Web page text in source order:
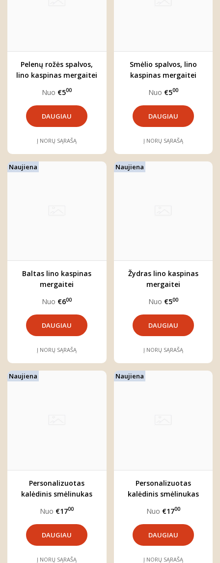
Pelenų rožės spalvos,
lino kaspinas mergaitei
Nuo €500
DAUGIAU
Į NORŲ SĄRAŠĄ
Smėlio spalvos, lino
kaspinas mergaitei
Nuo €500
DAUGIAU
Į NORŲ SĄRAŠĄ
Naujiena
Baltas lino kaspinas
mergaitei
Nuo €600
DAUGIAU
Į NORŲ SĄRAŠĄ
Naujiena
Žydras lino kaspinas
mergaitei
Nuo €500
DAUGIAU
Į NORŲ SĄRAŠĄ
Naujiena
Personalizuotas
kalėdinis smėlinukas
Nuo €1700
DAUGIAU
Į NORŲ SĄRAŠĄ
Naujiena
Personalizuotas
kalėdinis smėlinukas
Nuo €1700
DAUGIAU
Į NORŲ SĄRAŠĄ